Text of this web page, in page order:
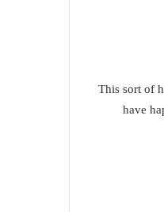
This sort of
have